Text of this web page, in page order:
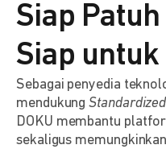
Siap
Siap
Sebagai penyedia
mendukung
DOKU membantu
sekaligus